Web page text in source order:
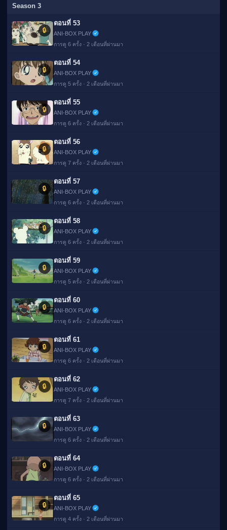
Season 3
🔒
ตอนที่ 53
ANI-BOX PLAY
การดู 6 ครั้ง · 2 เดือนที่ผ่านมา
🔒
ตอนที่ 54
ANI-BOX PLAY
การดู 5 ครั้ง · 2 เดือนที่ผ่านมา
🔒
ตอนที่ 55
ANI-BOX PLAY
การดู 6 ครั้ง · 2 เดือนที่ผ่านมา
🔒
ตอนที่ 56
ANI-BOX PLAY
การดู 7 ครั้ง · 2 เดือนที่ผ่านมา
🔒
ตอนที่ 57
ANI-BOX PLAY
การดู 6 ครั้ง · 2 เดือนที่ผ่านมา
🔒
ตอนที่ 58
ANI-BOX PLAY
การดู 6 ครั้ง · 2 เดือนที่ผ่านมา
🔒
ตอนที่ 59
ANI-BOX PLAY
การดู 5 ครั้ง · 2 เดือนที่ผ่านมา
🔒
ตอนที่ 60
ANI-BOX PLAY
การดู 6 ครั้ง · 2 เดือนที่ผ่านมา
🔒
ตอนที่ 61
ANI-BOX PLAY
การดู 6 ครั้ง · 2 เดือนที่ผ่านมา
🔒
ตอนที่ 62
ANI-BOX PLAY
การดู 7 ครั้ง · 2 เดือนที่ผ่านมา
🔒
ตอนที่ 63
ANI-BOX PLAY
การดู 6 ครั้ง · 2 เดือนที่ผ่านมา
🔒
ตอนที่ 64
ANI-BOX PLAY
การดู 6 ครั้ง · 2 เดือนที่ผ่านมา
🔒
ตอนที่ 65
ANI-BOX PLAY
การดู 4 ครั้ง · 2 เดือนที่ผ่านมา